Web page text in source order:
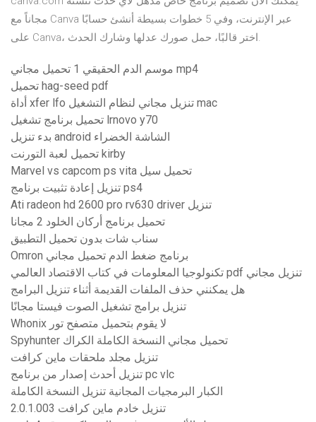
مجاناً مع Canva عبر الإنترنت، وفي 5 خطوات بسيطة أنشئ حسابًا
على Canva، اختر قالبًا، حمل صورك عدلها وشارك الحدث.
موسم الدم الحقيقي 1 تحميل مجاني mp4
تحميل hag-seed pdf
أداة xfer lfo تنزيل مجاني لنظام التشغيل mac
تحميل برنامج تشغيل lrnovo y70
بدء تنزيل android الشاشة الخضراء
تحميل لعبة التورنت kirby
Marvel vs capcom ps vita تحميل سيل
تنزيل إعادة تثبيت برنامج ps4
Ati radeon hd 2600 pro rv630 driver تنزيل
تحميل برنامج أركان الخلود 2 مجانا
سناب شات بدون تحميل التطبيق
Omron برنامج ضغط الدم تحميل مجاني
تكنولوجيا المعلومات في كتاب الاقتصاد العالمي pdf تنزيل مجاني
هل يمكنني حذف الملفات القديمة أثناء تنزيل البرامج
تنزيل برامج تشغيل الصوت فيستا مجانًا
Whonix لا يقوم بتحميل متصفح تور
Spyhunter تحميل مجاني النسخة الكاملة الكراك
تنزيل مجلد ملحقات ماين كرافت
تنزيل أحدث إصدار من برنامج pc vlc
الكبار البرمجيات المجانية تنزيل النسخة الكاملة
تنزيل خادم ماين كرافت 2.0.1.003